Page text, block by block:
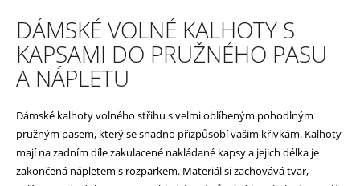
DÁMSKÉ VOLNÉ KALHOTY S
KAPSAMI DO PRUŽNÉHO PASU
A NÁPLETU
Dámské kalhoty volného střihu s velmi oblíbeným pohodlným
pružným pasem, který se snadno přizpůsobí vašim křivkám. Kalhoty
mají na zadním díle zakulacené nakládané kapsy a jejich délka je
zakončená nápletem s rozparkem. Materiál si zachovává tvar,
D
o
o
r
u